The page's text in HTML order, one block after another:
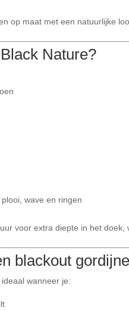
op maat met een natuurlijke
Nature?
wave en ringen
voor extra diepte in het
blackout
wanneer je: